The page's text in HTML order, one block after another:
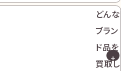
どんな
ブラン
ド品を
買取し